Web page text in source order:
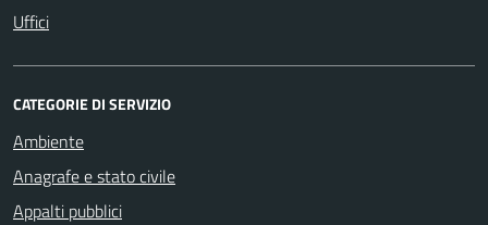
Uffici
CATEGORIE DI SERVIZIO
Ambiente
Anagrafe e stato civile
Appalti pubblici